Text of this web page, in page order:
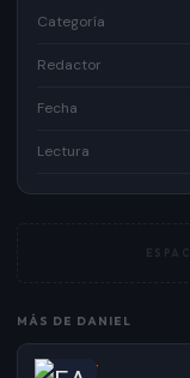
Categoría
Redactor
Fecha
Lectura
MÁS DE DANIEL
·